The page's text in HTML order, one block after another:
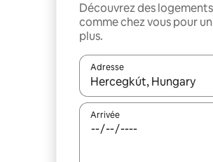
Découvrez des
comme chez vous pour
plus.
Adresse
Lorsque les résultats
Arrivée